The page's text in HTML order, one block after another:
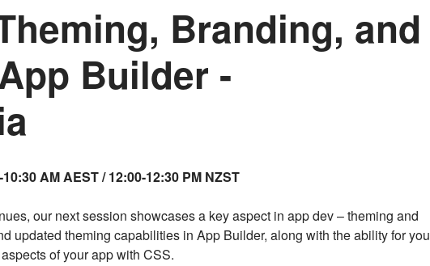
Branding, and
Builder -
AM AEST / 12:00-12:30 PM NZST
our next session showcases a key aspect in app dev – theming and
updated theming capabilities in App Builder, along with the ability for you
of your app with CSS.